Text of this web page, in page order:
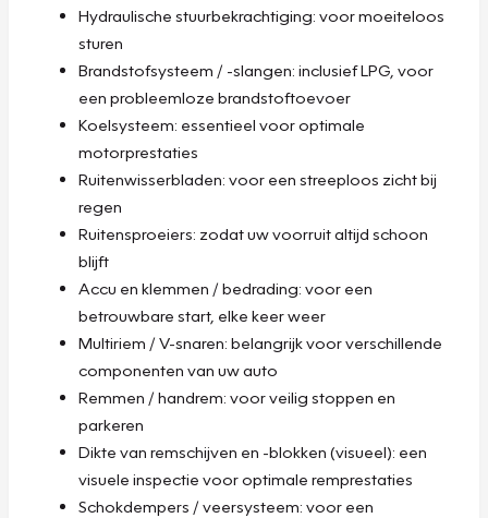
Hydraulische stuurbekrachtiging: voor moeiteloos
sturen
Brandstofsysteem / -slangen: inclusief LPG, voor
een probleemloze brandstoftoevoer
Koelsysteem: essentieel voor optimale
motorprestaties
Ruitenwisserbladen: voor een streeploos zicht bij
regen
Ruitensproeiers: zodat uw voorruit altijd schoon
blijft
Accu en klemmen / bedrading: voor een
betrouwbare start, elke keer weer
Multiriem / V-snaren: belangrijk voor verschillende
componenten van uw auto
Remmen / handrem: voor veilig stoppen en
parkeren
Dikte van remschijven en -blokken (visueel): een
visuele inspectie voor optimale remprestaties
Schokdempers / veersysteem: voor een